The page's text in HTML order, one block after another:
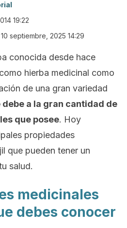
19:22
10 septiembre, 2025 14:29
conocida desde hace
hierba medicinal como
de una gran variedad
debe a la gran cantidad de
que posee. Hoy
propiedades
que pueden tener un
salud.
medicinales
debes conocer